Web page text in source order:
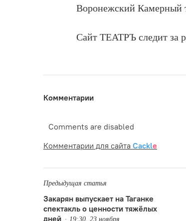
Воронежский Камерный
Сайт ТЕАТРЪ следит за
Комментарии
Comments are disabled
Комментарии для сайта Cackle
Предыдущая статья
Закарян выпускает на Таганке
спектакль о ценности тяжёлых
дней
19:30, 23 ноября